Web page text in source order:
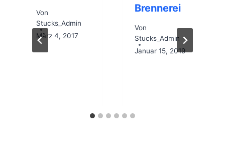
Von
Stucks_Admin
März 4, 2017
Brennerei
Von
Stucks_Admin
Januar 15, 2019